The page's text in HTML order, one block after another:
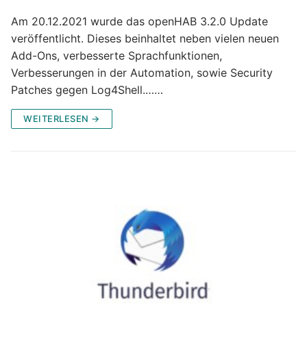
Am 20.12.2021 wurde das openHAB 3.2.0 Update
veröffentlicht. Dieses beinhaltet neben vielen neuen
Add-Ons, verbesserte Sprachfunktionen,
Verbesserungen in der Automation, sowie Security
Patches gegen Log4Shell.……
WEITERLESEN →